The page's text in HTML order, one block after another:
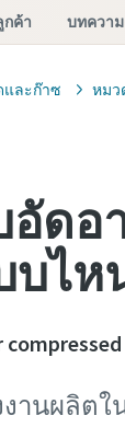
กค้า บทควา
ละก๊าซ หมว
ดอ
บไห
านผลิต